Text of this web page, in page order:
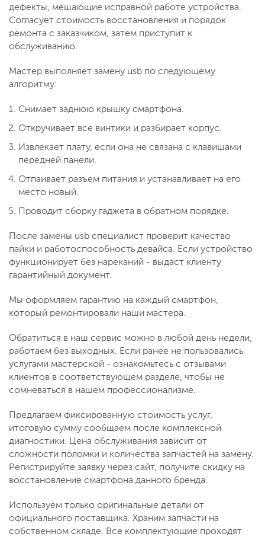
дефекты, мешающие исправной работе устройства.
Согласует стоимость восстановления и порядок
ремонта с заказчиком, затем приступит к
обслуживанию.
Мастер выполняет замену usb по следующему
алгоритму:
Снимает заднюю крышку смартфона.
Откручивает все винтики и разбирает корпус.
Извлекает плату, если она не связана с клавишами
передней панели.
Отпаивает разъем питания и устанавливает на его
место новый.
Проводит сборку гаджета в обратном порядке.
После замены usb специалист проверит качество
пайки и работоспособность девайса. Если устройство
функционирует без нареканий - выдаст клиенту
гарантийный документ.
Мы оформляем гарантию на каждый смартфон,
который ремонтировали наши мастера.
Обратиться в наш сервис можно в любой день недели,
работаем без выходных. Если ранее не пользовались
услугами мастерской - ознакомьтесь с отзывами
клиентов в соответствующем разделе, чтобы не
сомневаться в нашем профессионализме.
Предлагаем фиксированную стоимость услуг,
итоговую сумму сообщаем после комплексной
диагностики. Цена обслуживания зависит от
сложности поломки и количества запчастей на замену.
Регистрируйте заявку через сайт, получите скидку на
восстановление смартфона данного бренда.
Используем только оригинальные детали от
официального поставщика. Храним запчасти на
собственном складе. Все комплектующие проходят